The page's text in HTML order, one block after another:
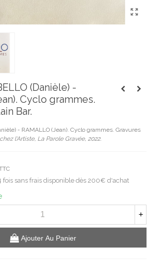
(Danièle) -
Cyclo grammes.
Bar.
- RAMALLO (Jean). Cyclo grammes. Gravures
l'Artiste, La Parole Gravée, 2022.
fois sans frais disponible dès 200€ d'achat
+
Ajouter Au Panier